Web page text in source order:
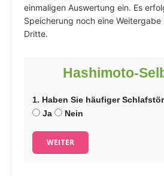
einmaligen Auswertung ein. Es
Speicherung noch eine Weitergabe
Dritte.
Hashimoto-
1. Haben Sie häufiger
Ja
Nein
WEITER